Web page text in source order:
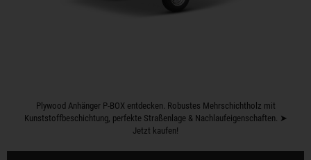
Plywood Anhänger P-BOX entdecken. Robustes Mehrschichtholz mit
Kunststoffbeschichtung, perfekte Straßenlage & Nachlaufeigenschaften. ➤
Jetzt kaufen!